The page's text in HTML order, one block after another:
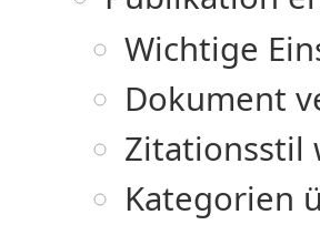
Wichtige
Dokument
Zitationsstil
Kategorien